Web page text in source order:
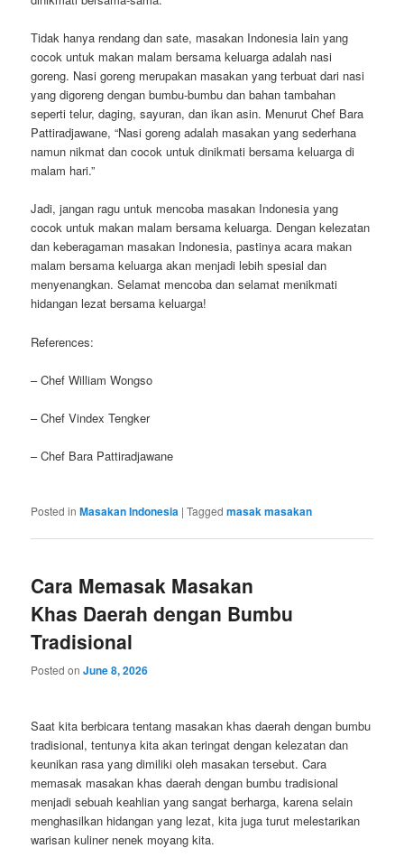
Tidak hanya rendang dan sate, masakan Indonesia lain yang
cocok untuk makan malam bersama keluarga adalah nasi
goreng. Nasi goreng merupakan masakan yang terbuat dari nasi
yang digoreng dengan bumbu-bumbu dan bahan tambahan
seperti telur, daging, sayuran, dan ikan asin. Menurut Chef Bara
Pattiradjawane, “Nasi goreng adalah masakan yang sederhana
namun nikmat dan cocok untuk dinikmati bersama keluarga di
malam hari.”
Jadi, jangan ragu untuk mencoba masakan Indonesia yang
cocok untuk makan malam bersama keluarga. Dengan kelezatan
dan keberagaman masakan Indonesia, pastinya acara makan
malam bersama keluarga akan menjadi lebih spesial dan
menyenangkan. Selamat mencoba dan selamat menikmati
hidangan lezat bersama keluarga!
References:
– Chef William Wongso
– Chef Vindex Tengker
– Chef Bara Pattiradjawane
Posted in Masakan Indonesia |Tagged masak masakan
Cara Memasak Masakan
Khas Daerah dengan Bumbu
Tradisional
Posted onJune 8, 2026
Saat kita berbicara tentang masakan khas daerah dengan bumbu
tradisional, tentunya kita akan teringat dengan kelezatan dan
keunikan rasa yang dimiliki oleh masakan tersebut. Cara
memasak masakan khas daerah dengan bumbu tradisional
menjadi sebuah keahlian yang sangat berharga, karena selain
menghasilkan hidangan yang lezat, kita juga turut melestarikan
warisan kuliner nenek moyang kita.